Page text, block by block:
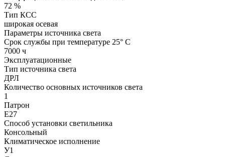
72 %
Тип КСС
широкая осевая
Параметры источника света
Срок службы при температуре 25° С
7000 ч
Эксплуатационные
Тип источника света
ДРЛ
Количество основных источников света
1
Патрон
Е27
Способ установки светильника
Консольный
Климатическое исполнение
У1